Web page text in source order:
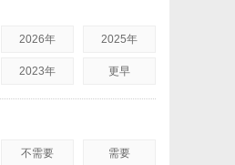
2026年 2025年
2023年 更早
不需要 需要